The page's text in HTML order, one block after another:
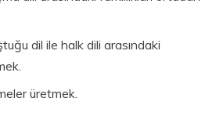
dil ile halk dili arasındaki
üretmek.